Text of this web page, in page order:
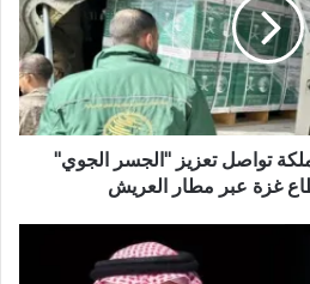
و
ي
ب
المملكة تواصل تعزيز "الجسر الجوي"
غزة عبر مطار العريش